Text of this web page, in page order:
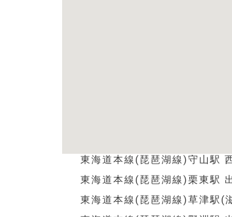
東海道本線(琵琶湖線)守山駅
東海道本線(琵琶湖線)栗東駅
東海道本線(琵琶湖線)草津駅(